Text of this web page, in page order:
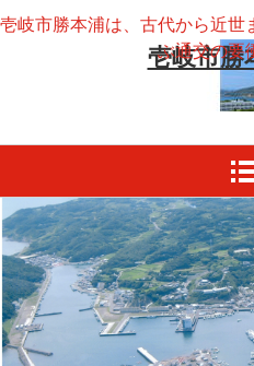
壱岐市勝
壱岐市勝本浦は、古代から近世
ぶ通交の要